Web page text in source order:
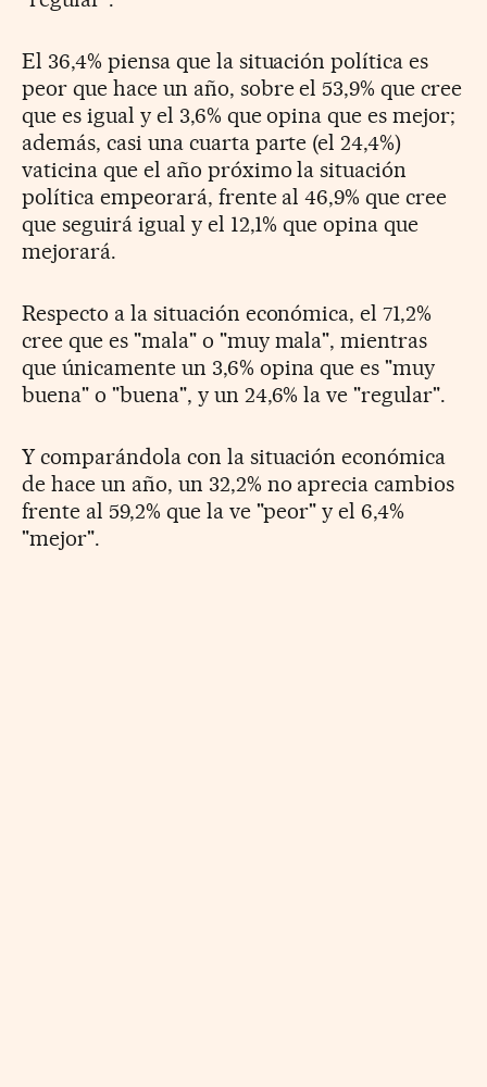
El 36,4% piensa que la situación política es
peor que hace un año, sobre el 53,9% que cree
que es igual y el 3,6% que opina que es mejor;
además, casi una cuarta parte (el 24,4%)
vaticina que el año próximo la situación
política empeorará, frente al 46,9% que cree
que seguirá igual y el 12,1% que opina que
mejorará.
Respecto a la situación económica, el 71,2%
cree que es "mala" o "muy mala", mientras
que únicamente un 3,6% opina que es "muy
buena" o "buena", y un 24,6% la ve "regular".
Y comparándola con la situación económica
de hace un año, un 32,2% no aprecia cambios
frente al 59,2% que la ve "peor" y el 6,4%
"mejor".